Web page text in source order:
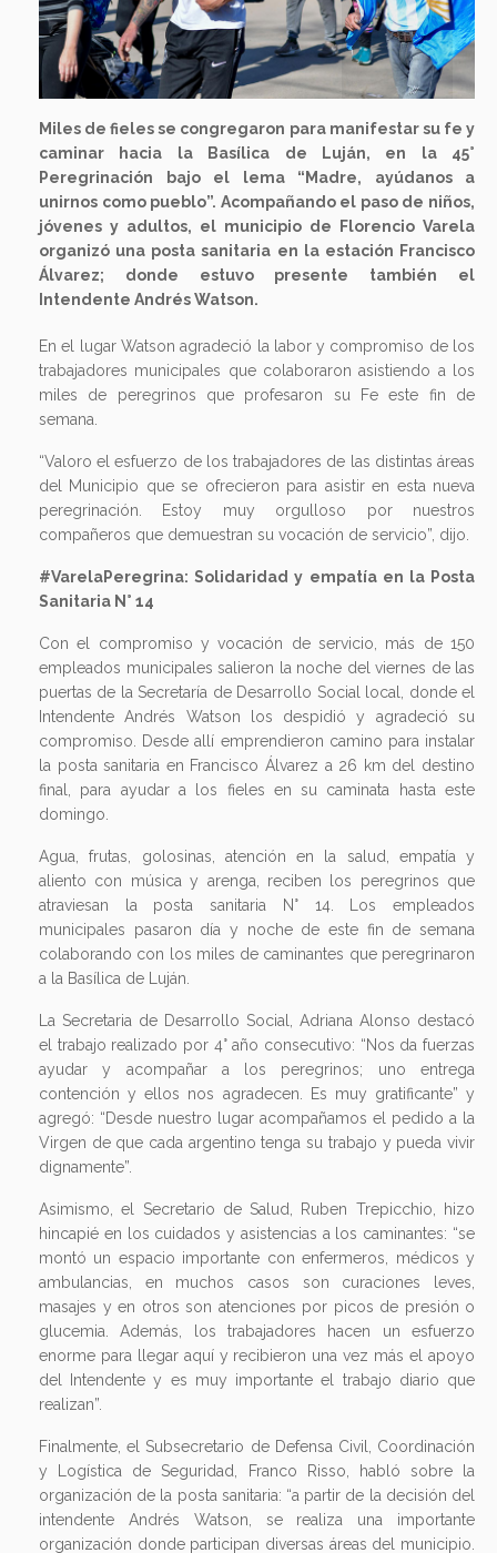
Miles de fieles se congregaron para manifestar su fe y
caminar hacia la Basílica de Luján, en la 45°
Peregrinación bajo el lema “Madre, ayúdanos a
unirnos como pueblo”. Acompañando el paso de niños,
jóvenes y adultos, el municipio de Florencio Varela
organizó una posta sanitaria en la estación Francisco
Álvarez; donde estuvo presente también el
Intendente Andrés Watson.
En el lugar Watson agradeció la labor y compromiso de los
trabajadores municipales que colaboraron asistiendo a los
miles de peregrinos que profesaron su Fe este fin de
semana.
“Valoro el esfuerzo de los trabajadores de las distintas áreas
del Municipio que se ofrecieron para asistir en esta nueva
peregrinación. Estoy muy orgulloso por nuestros
compañeros que demuestran su vocación de servicio”, dijo.
#VarelaPeregrina: Solidaridad y empatía en la Posta
Sanitaria N° 14
Con el compromiso y vocación de servicio, más de 150
empleados municipales salieron la noche del viernes de las
puertas de la Secretaría de Desarrollo Social local, donde el
Intendente Andrés Watson los despidió y agradeció su
compromiso. Desde allí emprendieron camino para instalar
la posta sanitaria en Francisco Álvarez a 26 km del destino
final, para ayudar a los fieles en su caminata hasta este
domingo.
Agua, frutas, golosinas, atención en la salud, empatía y
aliento con música y arenga, reciben los peregrinos que
atraviesan la posta sanitaria N° 14. Los empleados
municipales pasaron día y noche de este fin de semana
colaborando con los miles de caminantes que peregrinaron
a la Basílica de Luján.
La Secretaria de Desarrollo Social, Adriana Alonso destacó
el trabajo realizado por 4° año consecutivo: “Nos da fuerzas
ayudar y acompañar a los peregrinos; uno entrega
contención y ellos nos agradecen. Es muy gratificante” y
agregó: “Desde nuestro lugar acompañamos el pedido a la
Virgen de que cada argentino tenga su trabajo y pueda vivir
dignamente”.
Asimismo, el Secretario de Salud, Ruben Trepicchio, hizo
hincapié en los cuidados y asistencias a los caminantes: “se
montó un espacio importante con enfermeros, médicos y
ambulancias, en muchos casos son curaciones leves,
masajes y en otros son atenciones por picos de presión o
glucemia. Además, los trabajadores hacen un esfuerzo
enorme para llegar aquí y recibieron una vez más el apoyo
del Intendente y es muy importante el trabajo diario que
realizan”.
Finalmente, el Subsecretario de Defensa Civil, Coordinación
y Logística de Seguridad, Franco Risso, habló sobre la
organización de la posta sanitaria: “a partir de la decisión del
intendente Andrés Watson, se realiza una importante
organización donde participan diversas áreas del municipio.